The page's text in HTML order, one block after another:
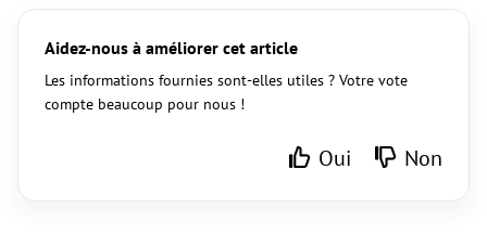
Aidez-nous à améliorer cet article
Les informations fournies sont-elles utiles ? Votre vote
compte beaucoup pour nous !
Oui Non